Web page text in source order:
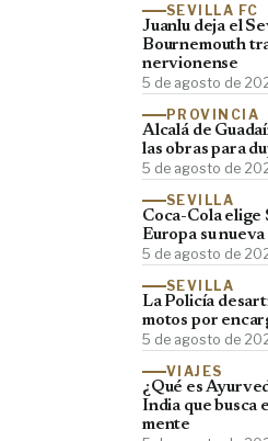
SEVILLA FC
Juanlu deja el
Bournemouth
nervionense
5 de agosto de
PROVINCIA
Alcalá de
las obras para
5 de agosto de
SEVILLA
Coca-Cola elige
Europa su
5 de agosto de
SEVILLA
La Policía
motos por
5 de agosto de
VIAJES
¿Qué es
India que busca
mente